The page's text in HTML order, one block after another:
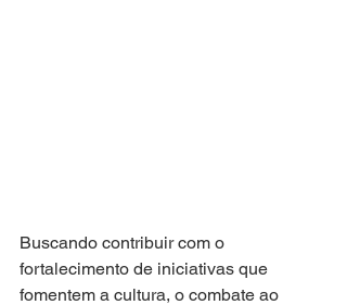
Buscando contribuir com o
fortalecimento de iniciativas que
fomentem a cultura, o combate ao